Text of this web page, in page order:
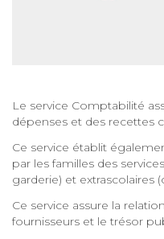
Le service Comptabilité
dépenses et des recettes
Ce service établit
par les familles des
garderie) et extrascolaires
Ce service assure la
fournisseurs et le trésor